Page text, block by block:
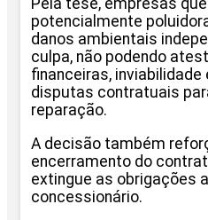
Pela tese, empresas
potencialmente
danos ambientais
culpa, não podendo
financeiras, inviabilidade
disputas contratuais
reparação.
A decisão também
encerramento do
extingue as obrigações
concessionário.